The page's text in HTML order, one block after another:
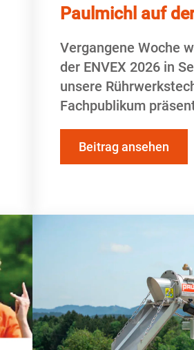
Paulmichl auf
Vergangene Woche
der ENVEX 2026 in
unsere
Fachpublikum
Beitrag ansehen